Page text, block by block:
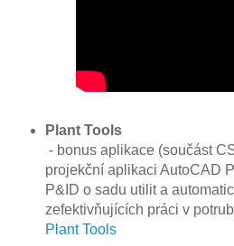
Plant Tools
- bonus aplikace (součást
projekční aplikaci AutoCAD
P&ID o sadu utilit a
zefektivňujících práci v
Plant Tools